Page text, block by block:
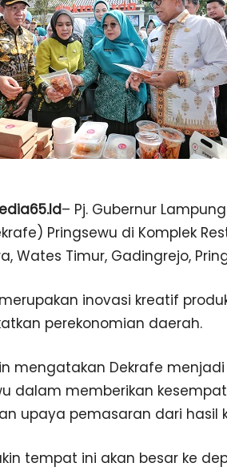
– Pj. Gubernur
Pringsewu di Komplek
Wates Timur, Gadingrejo,
inovasi kreatif
perekonomian daerah.
mengatakan Dekrafe
dalam memberikan
upaya pemasaran dari hasil
tempat ini akan besar ke